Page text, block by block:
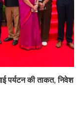
पर्यटन की ताकत, निवेश